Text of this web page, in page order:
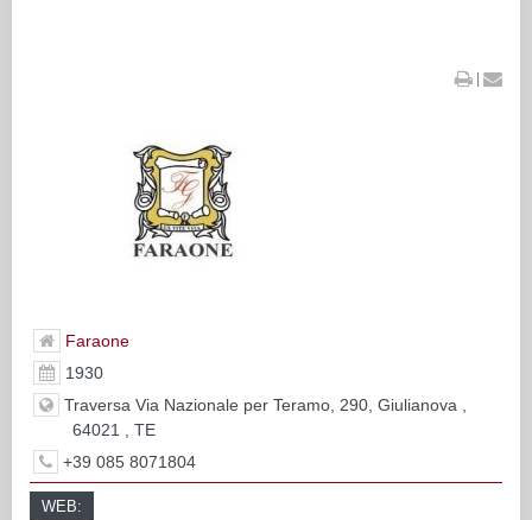
|
Faraone
1930
Traversa Via Nazionale per Teramo, 290, Giulianova ,
64021 , TE
+39 085 8071804
WEB: